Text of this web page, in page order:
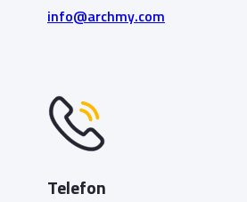
info@archmy.com
Telefon